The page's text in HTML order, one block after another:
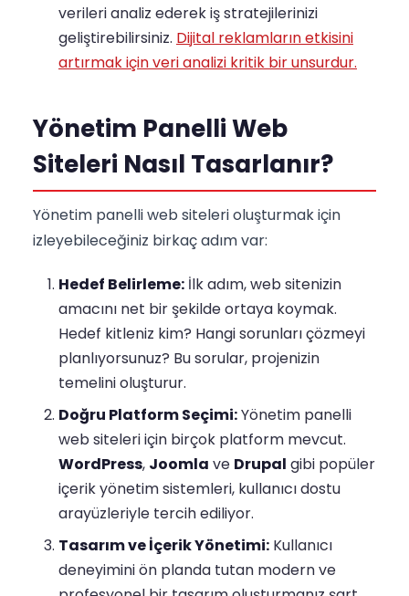
verileri analiz ederek iş stratejilerinizi
geliştirebilirsiniz. Dijital reklamların etkisini
artırmak için veri analizi kritik bir unsurdur.
Yönetim Panelli Web
Siteleri Nasıl Tasarlanır?
Yönetim panelli web siteleri oluşturmak için
izleyebileceğiniz birkaç adım var:
Hedef Belirleme: İlk adım, web sitenizin
amacını net bir şekilde ortaya koymak.
Hedef kitleniz kim? Hangi sorunları çözmeyi
planlıyorsunuz? Bu sorular, projenizin
temelini oluşturur.
Doğru Platform Seçimi:Yönetim panelli
web siteleri için birçok platform mevcut.
WordPress, Joomla ve Drupal gibi popüler
içerik yönetim sistemleri, kullanıcı dostu
arayüzleriyle tercih ediliyor.
Tasarım ve İçerik Yönetimi: Kullanıcı
deneyimini ön planda tutan modern ve